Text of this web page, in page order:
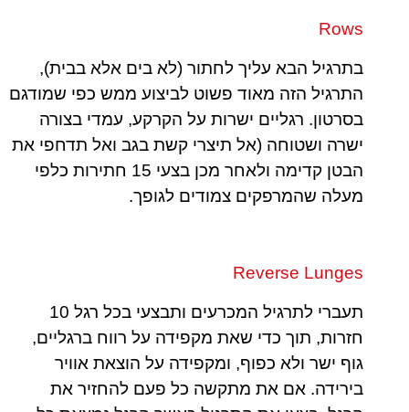
Rows
בתרגיל הבא עליך לחתור (לא בים אלא בבית),
התרגיל הזה מאוד פשוט לביצוע ממש כפי שמודגם
בסרטון. רגליים ישרות על הקרקע, עמדי בצורה
ישרה ושטוחה (אל תיצרי קשת בגב ואל תדחפי את
הבטן קדימה ולאחר מכן בצעי 15 חתירות כלפי
מעלה שהמרפקים צמודים לגופך.
Reverse Lunges
תעברי לתרגיל המכרעים ותבצעי בכל רגל 10
חזרות, תוך כדי שאת מקפידה על רווח ברגליים,
גוף ישר ולא כפוף, ומקפידה על הוצאת אוויר
בירידה. אם את מתקשה כל פעם להחזיר את